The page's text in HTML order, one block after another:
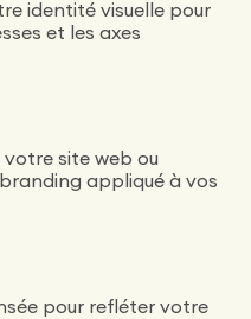
identité visuelle pour
et les axes
site web ou
appliqué à vos
pour refléter votre